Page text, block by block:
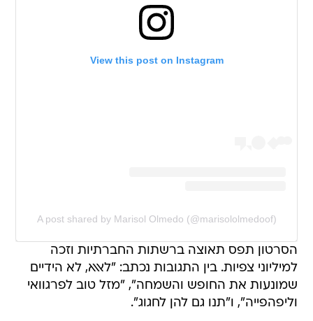
View this post on Instagram
A post shared by Marisol Olmedo (@marisololmedoof)
הסרטון תפס תאוצה ברשתות החברתיות וזכה
למיליוני צפיות. בין התגובות נכתב: "לאאא, לא הידיים
שמונעות את החופש והשמחה", "מזל טוב לפרגוואי
וליפהפייה", ו"תנו גם להן לחגוג".